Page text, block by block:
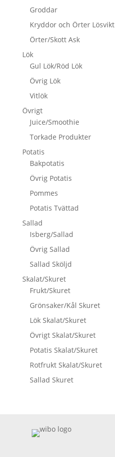
Groddar
Kryddor och Örter Lösvikt
Örter/Skott Ask
Lök
Gul Lök/Röd Lök
Övrig Lök
Vitlök
Övrigt
Juice/Smoothie
Torkade Produkter
Potatis
Bakpotatis
Övrig Potatis
Pommes
Potatis Tvättad
Sallad
Isberg/Sallad
Övrig Sallad
Sallad Sköljd
Skalat/Skuret
Frukt/Skuret
Grönsaker/Kål Skuret
Lök Skalat/Skuret
Övrigt Skalat/Skuret
Potatis Skalat/Skuret
Rotfrukt Skalat/Skuret
Sallad Skuret